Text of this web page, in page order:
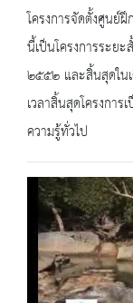
โครงการจัดตั้งศูนย์
นี้เป็นโครงการระย
๒๕๕๒ และสิ้นสุดใน
เวลาสิ้นสุดโครงกา
ความรู้ทั่วไป